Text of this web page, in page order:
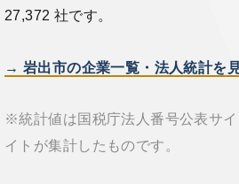
27,372 社です。
→ 岩出市の企業一覧・法人統計を
※統計値は国税庁法人番号公表サ
イトが集計したものです。